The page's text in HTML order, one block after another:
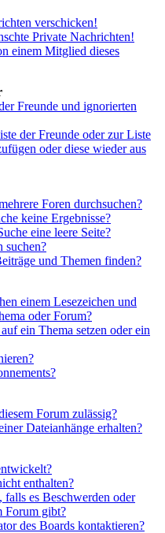
verschicken!
Private Nachrichten!
einem Mitglied dieses
Freunde und ignorierten
der Freunde oder zur Liste
oder diese wieder aus
Foren durchsuchen?
keine Ergebnisse?
eine leere Seite?
suchen?
und Themen finden?
einem Lesezeichen und
oder Forum?
ein Thema setzen oder ein
Forum zulässig?
Dateianhänge erhalten?
enthalten?
es Beschwerden oder
Forum gibt?
des Boards kontaktieren?